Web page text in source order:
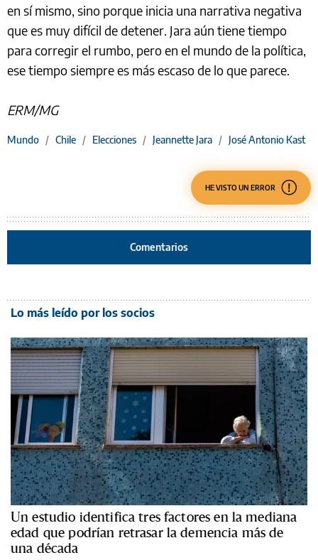
en sí mismo, sino porque inicia una narrativa negativa
que es muy difícil de detener. Jara aún tiene tiempo
para corregir el rumbo, pero en el mundo de la política,
ese tiempo siempre es más escaso de lo que parece.
ERM/MG
Mundo / Chile / Elecciones / Jeannette Jara / José Antonio Kast
HE VISTO UN ERROR
Comentarios
Lo más leído por los socios
Un estudio identifica tres factores en la mediana
edad que podrían retrasar la demencia más de
una década